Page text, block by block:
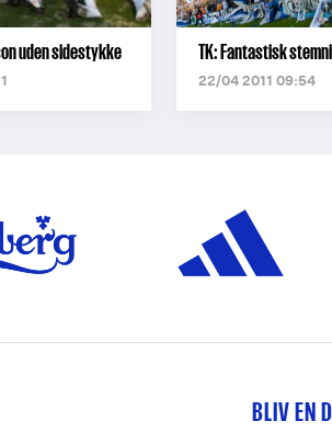
uden sidestykke TK: Fantastisk
22/04 2011 09:54
BLIV EN